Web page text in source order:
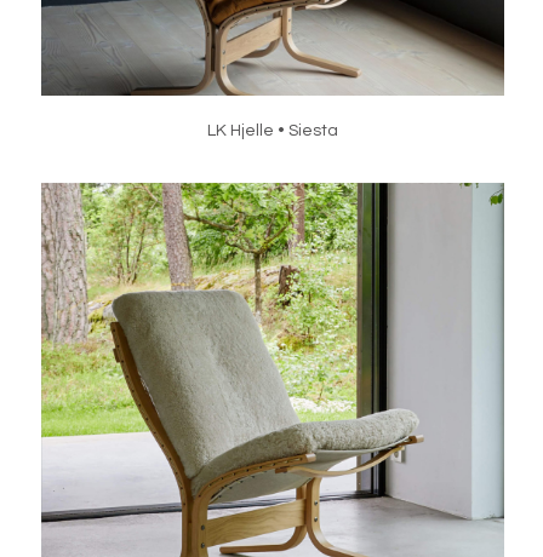
LK Hjelle • Siesta